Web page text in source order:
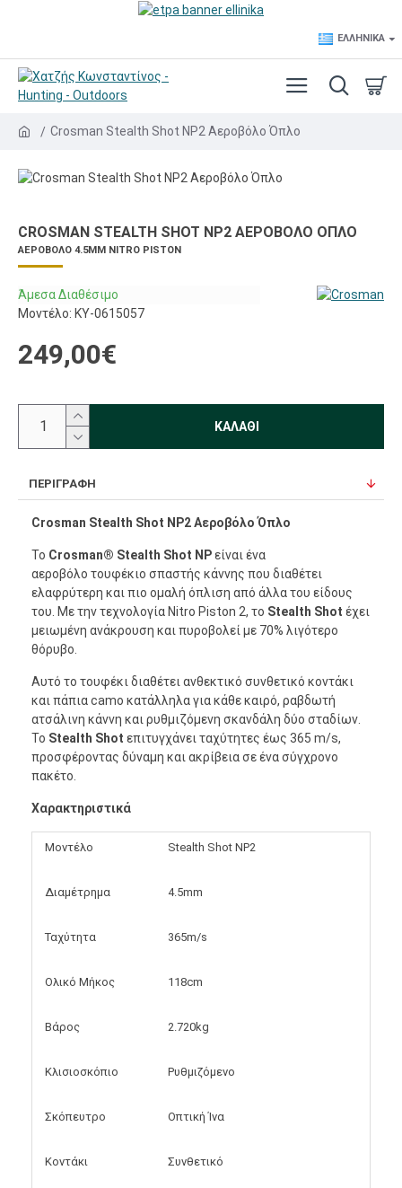
ΕΛΛΗΝΙΚΆ
Crosman Stealth Shot NP2 Αεροβόλο Όπλο
CROSMAN STEALTH SHOT NP2 ΑΕΡΟΒΌΛΟ ΌΠΛΟ
ΑΕΡΟΒΌΛΟ 4.5MM NITRO PISTON
Άμεσα Διαθέσιμο
Μοντέλο: KY-0615057
249,00€
ΚΑΛΆΘΙ
ΠΕΡΙΓΡΑΦΉ
Crosman Stealth Shot NP2 Αεροβόλο Όπλο
Το Crosman® Stealth Shot NPείναι ένα
αεροβόλο τουφέκιο σπαστής κάννης που διαθέτει
ελαφρύτερη και πιο ομαλή όπλιση από άλλα του είδους
του. Με την τεχνολογία Nitro Piston 2, το Stealth Shot έχει
μειωμένη ανάκρουση και πυροβολεί με 70% λιγότερο
θόρυβο.
Αυτό το τουφέκι διαθέτει ανθεκτικό συνθετικό κοντάκι
και πάπια camo κατάλληλα για κάθε καιρό, ραβδωτή
ατσάλινη κάννη και ρυθμιζόμενη σκανδάλη δύο σταδίων.
Το Stealth Shot επιτυγχάνει ταχύτητες έως 365 m/s,
προσφέροντας δύναμη και ακρίβεια σε ένα σύγχρονο
πακέτο.
Χαρακτηριστικά
Μοντέλο Stealth Shot NP2
Διαμέτρημα 4.5mm
Ταχύτητα 365m/s
Ολικό Μήκος 118cm
Βάρος 2.720kg
Κλισιοσκόπιο Ρυθμιζόμενο
Σκόπευτρο Οπτική Ίνα
Κοντάκι Συνθετικό